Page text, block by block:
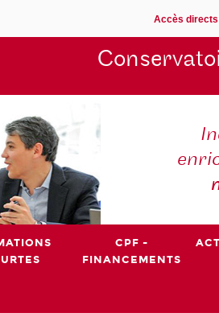
Accès directs
CPF -
FINANCEMENTS